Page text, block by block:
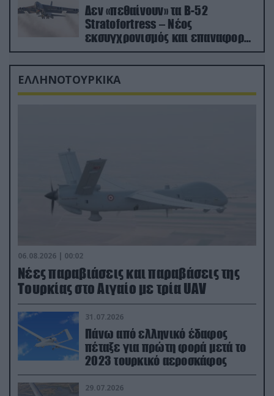
Δεν «πεθαίνουν» τα Β-52
Stratofortress – Νέος
εκσυγχρονισμός και επαναφορά
από τα «νεκροταφεία»
ΕΛΛΗΝΟΤΟΥΡΚΙΚΑ
06.08.2026 | 00:02
Νέες παραβιάσεις και παραβάσεις της
Τουρκίας στο Αιγαίο με τρία UAV
31.07.2026
Πάνω από ελληνικό έδαφος
πέταξε για πρώτη φορά μετά το
2023 τουρκικό αεροσκάφος
29.07.2026